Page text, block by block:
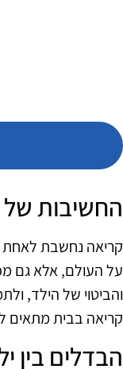
החשיבות של
קריאה נחשבת לאחת
על העולם, אלא גם
והביטוי של הילד,
קריאה בבית מתאים
הבדלים בין